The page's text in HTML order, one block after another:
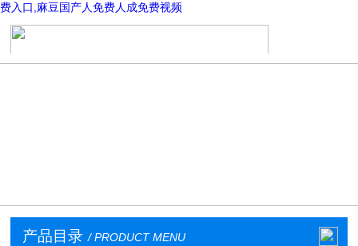
费入口,麻豆国产人免费人成免费视频
产品目录 / PRODUCT MENU